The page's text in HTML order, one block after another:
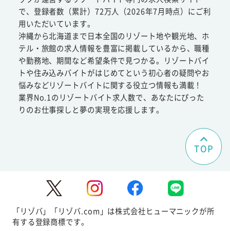
で、登録者数（累計）72万人（2026年7月時点）にご利
用いただいています。
沖縄から北海道まで日本全国のリゾート地や観光地、ホ
テル・旅館の求人情報を豊富に掲載しているから、職種
や勤務地、期間など希望条件で見つかる。リゾートバイ
トや住み込みバイトがはじめてという初心者の疑問やお
悩みなどリゾートバイトに関する役立つ情報も満載！
業界No.1のリゾートバイト求人数で、あなたにぴった
りのお仕事探しと夢の実現を応援します。
TOP
「リゾバ」「リゾバ.com」は株式会社ヒューマニックが所
有する登録商標です。